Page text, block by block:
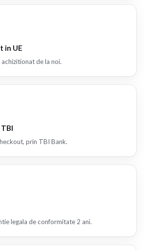
in UE
de la noi.
prin TBI Bank.
legala de conformitate 2 ani.